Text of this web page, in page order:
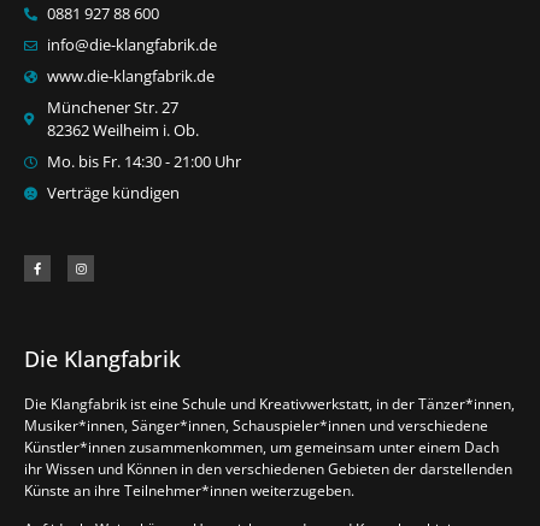
0881 927 88 600
info@die-klangfabrik.de
www.die-klangfabrik.de
Münchener Str. 27
82362 Weilheim i. Ob.
Mo. bis Fr. 14:30 - 21:00 Uhr
Verträge kündigen
Die Klangfabrik
Die Klangfabrik ist eine Schule und Kreativwerkstatt, in der Tänzer*innen,
Musiker*innen, Sänger*innen, Schauspieler*innen und verschiedene
Künstler*innen zusammenkommen, um gemeinsam unter einem Dach
ihr Wissen und Können in den verschiedenen Gebieten der darstellenden
Künste an ihre Teilnehmer*innen weiterzugeben.